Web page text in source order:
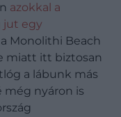
azokkal a
jut egy
a Monolithi Beach
miatt itt biztosan
a lábunk más
még nyáron is